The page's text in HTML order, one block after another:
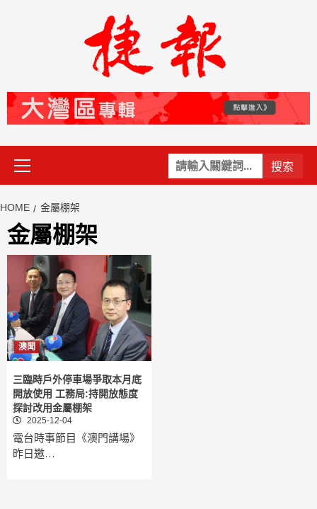
關
鍵
Primary
Menu
HOME 金屬棚架
金屬棚架
澳聞
三臨時戶外停車場爭取本月底
開放使用 工務局:持開放態度
探討改用金屬棚架
2025-12-04
電台時事節目《澳門講場》
昨日邀…